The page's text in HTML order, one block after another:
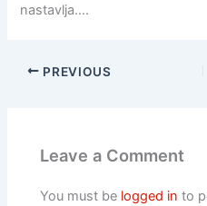
nastavlja….
PREVIOUS
Leave a Comment
You must be logged in to